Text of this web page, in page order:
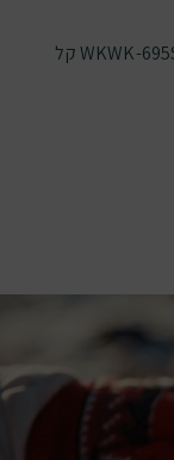
קומקום נירוסטה נשלף Westinghouse דגם WKWK-695SV קל